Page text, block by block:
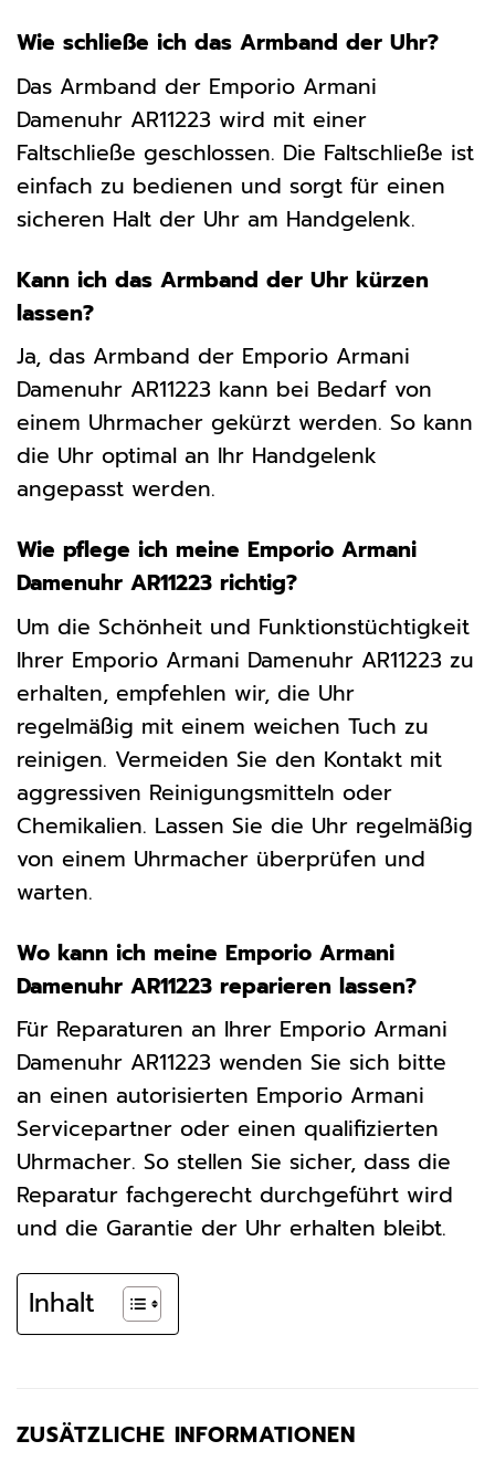
Wie schließe ich das Armband der Uhr?
Das Armband der Emporio Armani
Damenuhr AR11223 wird mit einer
Faltschließe geschlossen. Die Faltschließe ist
einfach zu bedienen und sorgt für einen
sicheren Halt der Uhr am Handgelenk.
Kann ich das Armband der Uhr kürzen
lassen?
Ja, das Armband der Emporio Armani
Damenuhr AR11223 kann bei Bedarf von
einem Uhrmacher gekürzt werden. So kann
die Uhr optimal an Ihr Handgelenk
angepasst werden.
Wie pflege ich meine Emporio Armani
Damenuhr AR11223 richtig?
Um die Schönheit und Funktionstüchtigkeit
Ihrer Emporio Armani Damenuhr AR11223 zu
erhalten, empfehlen wir, die Uhr
regelmäßig mit einem weichen Tuch zu
reinigen. Vermeiden Sie den Kontakt mit
aggressiven Reinigungsmitteln oder
Chemikalien. Lassen Sie die Uhr regelmäßig
von einem Uhrmacher überprüfen und
warten.
Wo kann ich meine Emporio Armani
Damenuhr AR11223 reparieren lassen?
Für Reparaturen an Ihrer Emporio Armani
Damenuhr AR11223 wenden Sie sich bitte
an einen autorisierten Emporio Armani
Servicepartner oder einen qualifizierten
Uhrmacher. So stellen Sie sicher, dass die
Reparatur fachgerecht durchgeführt wird
und die Garantie der Uhr erhalten bleibt.
Inhalt
ZUSÄTZLICHE INFORMATIONEN